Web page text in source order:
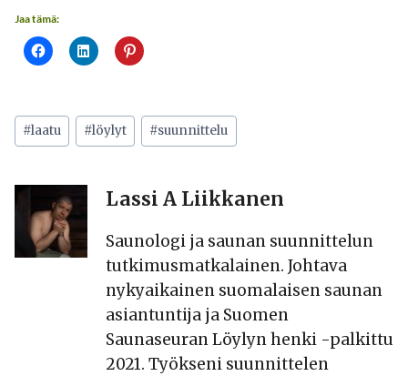
Jaa tämä:
Avainsanat:
#laatu #löylyt #suunnittelu
Lassi A Liikkanen
Saunologi ja saunan suunnittelun
tutkimusmatkalainen. Johtava
nykyaikainen suomalaisen saunan
asiantuntija ja Suomen
Saunaseuran Löylyn henki -palkittu
2021. Työkseni suunnittelen